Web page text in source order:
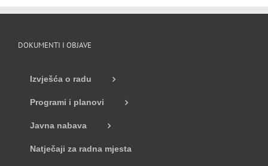
DOKUMENTI I OBJAVE
Izvješća o radu
Programi i planovi
Javna nabava
Natječaji za radna mjesta